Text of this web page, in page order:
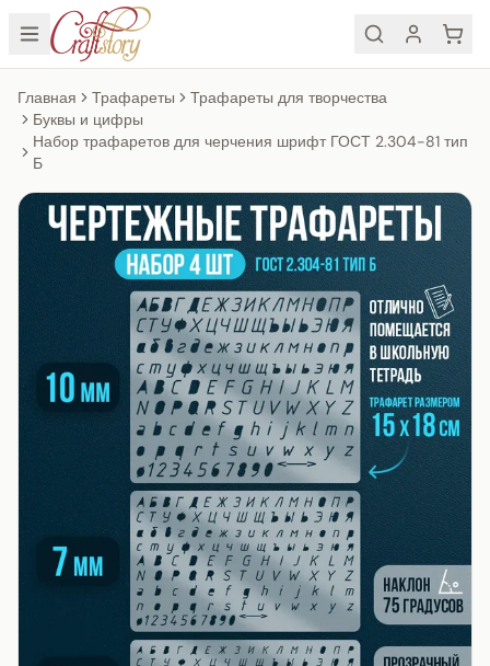
Главная Трафареты
Трафареты для творчества
Буквы и цифры
Набор трафаретов для черчения шрифт ГОСТ 2.304-81 тип
Б